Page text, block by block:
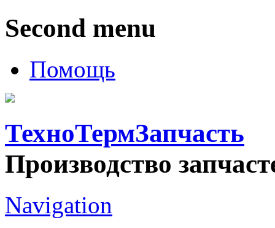
Second menu
Помощь
ТехноТермЗапчасть
Производство
Navigation